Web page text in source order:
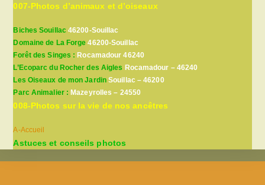
007-Photos d’animaux et d’oiseaux
Biches Souillac46200-Souillac
Domaine de La Forge 46200-Souillac
Forêt des Singes :Rocamadour 46240
L’Ecoparc du Rocher des Aigles Rocamadour – 46240
Les Oiseaux de mon JardinSouillac – 46200
Parc Animalier : Mazeyrolles – 24550
008-Photos sur la vie de nos ancêtres
A-Accueil
Astuces et conseils photos